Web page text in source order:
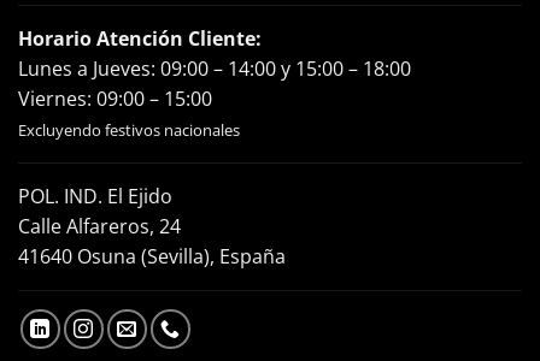
Horario Atención Cliente:
Lunes a Jueves: 09:00 – 14:00 y 15:00 – 18:00
Viernes: 09:00 – 15:00
Excluyendo festivos nacionales
POL. IND. El Ejido
Calle Alfareros, 24
41640 Osuna (Sevilla), España